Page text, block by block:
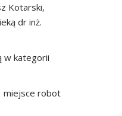
Kotarski,
dr inż.
w kategorii
miejsce robot